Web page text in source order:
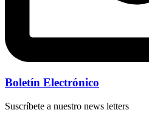
Boletín Electrónico
Suscríbete a nuestro news letters